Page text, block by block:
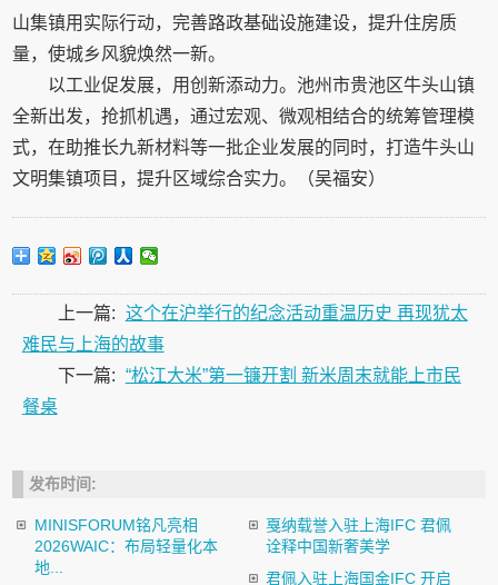
山集镇用实际行动，完善路政基础设施建设，提升住房质
量，使城乡风貌焕然一新。
以工业促发展，用创新添动力。池州市贵池区牛头山镇
全新出发，抢抓机遇，通过宏观、微观相结合的统筹管理模
式，在助推长九新材料等一批企业发展的同时，打造牛头山
文明集镇项目，提升区域综合实力。（吴福安）
上一篇: 这个在沪举行的纪念活动重温历史 再现犹太
难民与上海的故事
下一篇: “松江大米”第一镰开割 新米周末就能上市民
餐桌
发布时间:
MINISFORUM铭凡亮相
2026WAIC：布局轻量化本
地...
戛纳载誉入驻上海IFC 君佩
诠释中国新奢美学
君佩入驻上海国金IFC 开启